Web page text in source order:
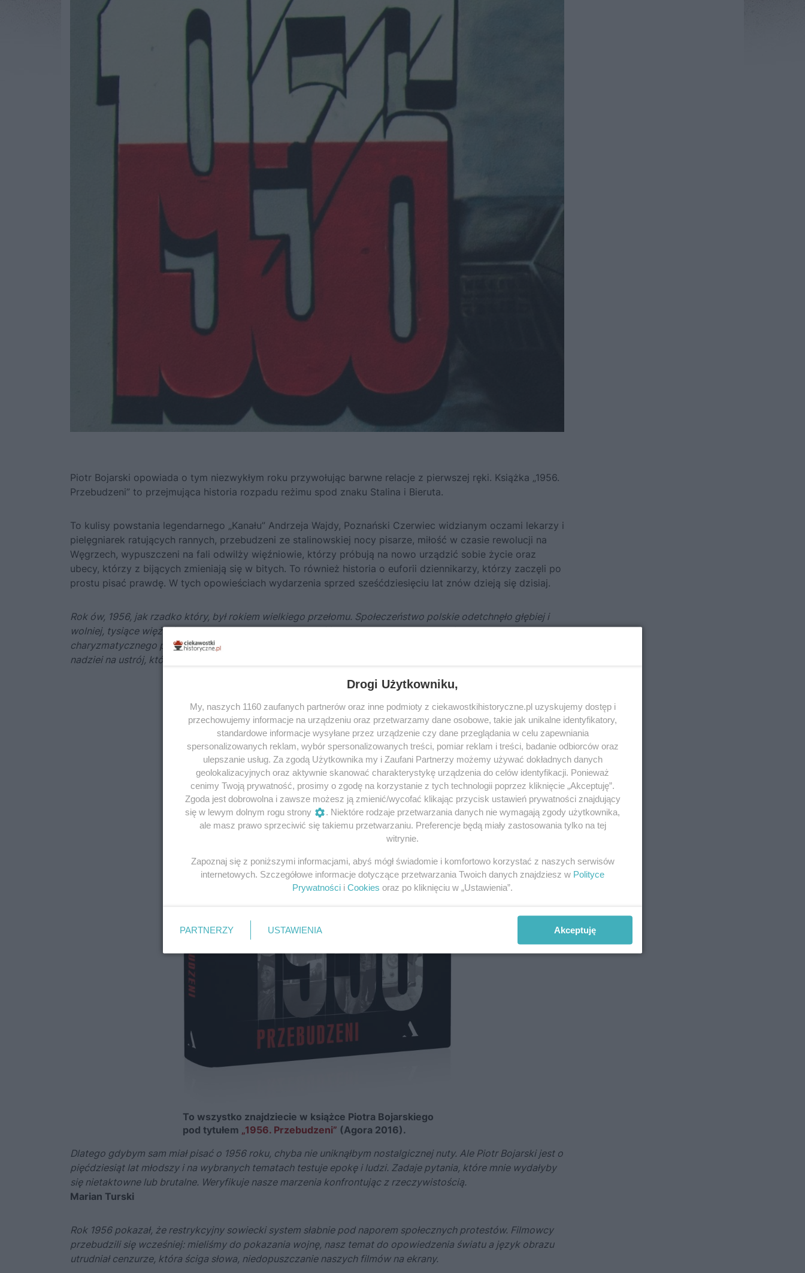
Piotr Bojarski opowiada o tym niezwykłym roku przywołując barwne relacje z pierwszej ręki. Książka „1956.
Przebudzeni” to przejmująca historia rozpadu reżimu spod znaku Stalina i Bieruta.
To kulisy powstania legendarnego „Kanału” Andrzeja Wajdy, Poznański Czerwiec widzianym oczami lekarzy i
pielęgniarek ratujących rannych, przebudzeni ze stalinowskiej nocy pisarze, miłość w czasie rewolucji na
Węgrzech, wypuszczeni na fali odwilży więźniowie, którzy próbują na nowo urządzić sobie życie oraz
ubecy, którzy z bijących zmieniają się w bitych. To również historia o euforii dziennikarzy, którzy zaczęli po
prostu pisać prawdę. W tych opowieściach wydarzenia sprzed sześćdziesięciu lat znów dzieją się dzisiaj.
Rok ów, 1956, jak rzadko który, był rokiem wielkiego przełomu. Społeczeństwo polskie odetchnęło głębiej i
wolniej, tysiące więźniów politycznych wyszły na wolność, a Polacy zjednoczyli wokół epizodycznie
charyzmatycznego przywódcy… Dla takich jak ja, podobnie jak dla ludzi z „Po prostu” czy STS-u – był to rok
nadziei na ustrój, który wyrówna niesprawiedliwość społeczną i naprawi ludzkie krzywdy.
To wszystko znajdziecie w książce Piotra Bojarskiego
pod tytułem „1956. Przebudzeni” (Agora 2016).
Dlatego gdybym sam miał pisać o 1956 roku, chyba nie uniknąłbym nostalgicznej nuty. Ale Piotr Bojarski jest o
pięćdziesiąt lat młodszy i na wybranych tematach testuje epokę i ludzi. Zadaje pytania, które mnie wydałyby
się nietaktowne lub brutalne. Weryfikuje nasze marzenia konfrontując z rzeczywistością.
Marian Turski
Rok 1956 pokazał, że restrykcyjny sowiecki system słabnie pod naporem społecznych protestów. Filmowcy
przebudzili się wcześniej: mieliśmy do pokazania wojnę, nasz temat do opowiedzenia światu a język obrazu
utrudniał cenzurze, która ściga słowa, niedopuszczanie naszych filmów na ekrany.
Drogi Użytkowniku,
My, naszych 1160 zaufanych partnerów oraz inne podmioty z ciekawostkihistoryczne.pl uzyskujemy dostęp i
przechowujemy informacje na urządzeniu oraz przetwarzamy dane osobowe, takie jak unikalne identyfikatory,
standardowe informacje wysyłane przez urządzenie czy dane przeglądania w celu zapewniania
spersonalizowanych reklam, wybór spersonalizowanych treści, pomiar reklam i treści, badanie odbiorców oraz
ulepszanie usług. Za zgodą Użytkownika my i Zaufani Partnerzy możemy używać dokładnych danych
geolokalizacyjnych oraz aktywnie skanować charakterystykę urządzenia do celów identyfikacji. Ponieważ
cenimy Twoją prywatność, prosimy o zgodę na korzystanie z tych technologii poprzez kliknięcie „Akceptuję”.
Zgoda jest dobrowolna i zawsze możesz ją zmienić/wycofać klikając przycisk ustawień prywatności znajdujący
się w lewym dolnym rogu strony
. Niektóre rodzaje przetwarzania danych nie wymagają zgody użytkownika,
ale masz prawo sprzeciwić się takiemu przetwarzaniu. Preferencje będą miały zastosowania tylko na tej
witrynie.
Zapoznaj się z poniższymi informacjami, abyś mógł świadomie i komfortowo korzystać z naszych serwisów
internetowych. Szczegółowe informacje dotyczące przetwarzania Twoich danych znajdziesz w Polityce
Prywatności i Cookies oraz po kliknięciu w „Ustawienia”.
PARTNERZY USTAWIENIA Akceptuję